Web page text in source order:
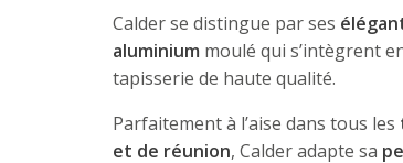
Calder se distingue par ses
aluminium moulé qui s’intègrent
tapisserie de haute qualité.
Parfaitement à l’aise dans tous les
et de réunion, Calder adapte sa